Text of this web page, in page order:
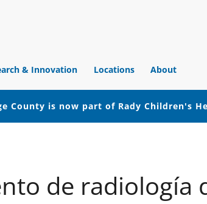
& Innovation Locations About
County is now part of Rady Children's
de radiología